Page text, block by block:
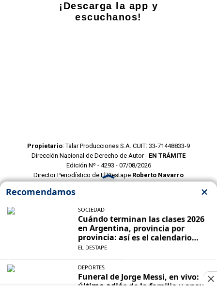
¡Descarga la app y
escuchanos!
Propietario: Talar Producciones S.A. CUIT: 33-71448833-9
Dirección Nacional de Derecho de Autor - EN TRÁMITE
Edición Nº - 4293 - 07/08/2026
Director Periodístico de El Destape Roberto Navarro
POLITICAS DE PRIVACIDAD
CONTACTO COMERCIAL
CONTACTO EDITORIAL
Mustang Cloud- CMS para portales de noticias